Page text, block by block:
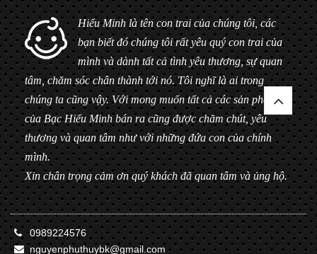
Hiểu Minh là tên con trai của chúng tôi, các
bạn biết đó chúng tôi rất yêu quý con trai của
mình và dành tất cả tình yêu thương, sự quan
tâm, chăm sóc chân thành tới nó. Tôi nghĩ là ai trong
chúng ta cũng vậy. Với mong muốn tất cả các sản phẩm
của Bạc Hiểu Minh bán ra cũng được chăm chút, yêu
thương và quan tâm như với những đứa con của chính
mình.
Xin chân trọng cảm ơn quý khách đã quan tâm và ủng hộ.
0989224576
nguyenphuthuybk@gmail.com